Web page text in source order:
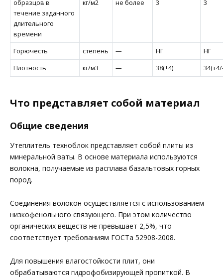
образцов в
течение заданного
длительного
времени
кг/м2 не более 3 3
Горючесть степень — НГ
НГ
Плотность
кг/м3 — 38(±4)
Что представляет собой материал
Общие сведения
Утеплитель техноблок представляет собой плиты из
минеральной ваты. В основе материала используются
волокна, получаемые из расплава базальтовых горных
пород.
Соединения волокон осуществляется с использованием
низкофенольного связующего. При этом количество
органических веществ не превышает 2,5%, что
соответствует требованиям ГОСТа 52908-2008.
Для повышения влагостойкости плит, они
обрабатываются гидрофобизирующей пропиткой. В